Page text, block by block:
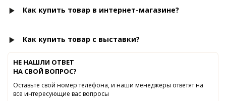
Как купить товар в интернет-магазине?
Как купить товар с выставки?
НЕ НАШЛИ ОТВЕТ
НА СВОЙ ВОПРОС?
Оставьте свой номер телефона, и наши менеджеры ответят на
все интересующие вас вопросы